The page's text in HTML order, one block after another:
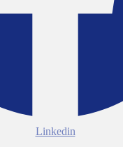
Linkedin